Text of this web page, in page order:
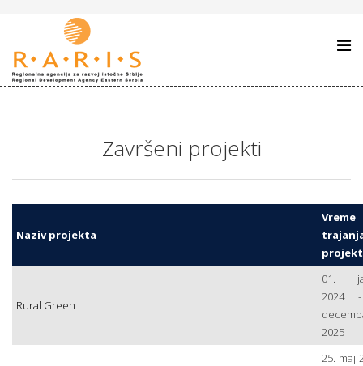
Završeni projekti
Naziv projekta
Vreme
Rural Green
01.
2024
2025
25. maj